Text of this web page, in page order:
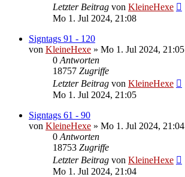
Letzter Beitrag von KleineHexe
Mo 1. Jul 2024, 21:08
Signtags 91 - 120
von KleineHexe » Mo 1. Jul 2024, 21:05
0 Antworten
18757 Zugriffe
Letzter Beitrag von KleineHexe
Mo 1. Jul 2024, 21:05
Signtags 61 - 90
von KleineHexe » Mo 1. Jul 2024, 21:04
0 Antworten
18753 Zugriffe
Letzter Beitrag von KleineHexe
Mo 1. Jul 2024, 21:04